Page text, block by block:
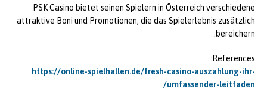
PSK Casino bietet seinen Spielern in Österreich verschiedene
attraktive Boni und Promotionen, die das Spielerlebnis zusätzlich
bereichern.
References:
https://online-spielhallen.de/fresh-casino-auszahlung-ihr-
umfassender-leitfaden/